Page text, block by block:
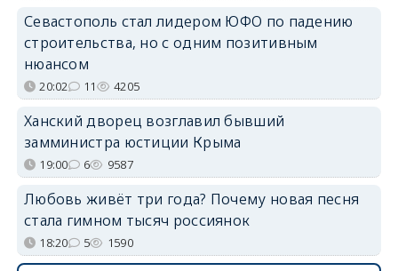
Севастополь стал лидером ЮФО по падению
строительства, но с одним позитивным
нюансом
20:02 11 4205
Ханский дворец возглавил бывший
замминистра юстиции Крыма
19:00 6 9587
Любовь живёт три года? Почему новая песня
стала гимном тысяч россиянок
18:20 5 1590